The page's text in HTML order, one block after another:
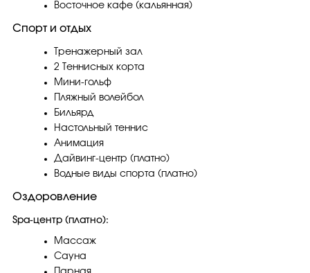
Восточное кафе (кальянная)
Спорт и отдых
Тренажерный зал
2 Теннисных корта
Мини-гольф
Пляжный волейбол
Бильярд
Настольный теннис
Анимация
Дайвинг-центр (платно)
Водные виды спорта (платно)
Оздоровление
Spa-центр (платно):
Массаж
Сауна